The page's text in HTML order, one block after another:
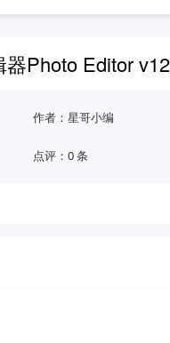
Photo Editor
作者：星哥小编
点评：0 条